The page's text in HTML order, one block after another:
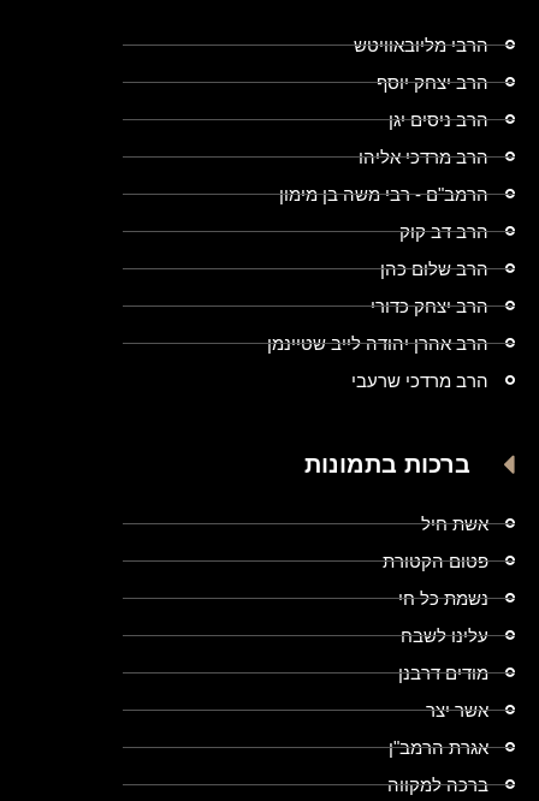
הרבי מליובאוויטש
הרב יצחק יוסף
הרב ניסים יגן
הרב מרדכי אליהו
הרמב"ם - רבי משה בן מימון
הרב דב קוק
הרב שלום כהן
הרב יצחק כדורי
הרב אהרן יהודה לייב שטיינמן
הרב מרדכי שרעבי
ברכות בתמונות
אשת חיל
פטום הקטורת
נשמת כל חי
עלינו לשבח
מודים דרבנן
אשר יצר
אגרת הרמב"ן
ברכה למקווה